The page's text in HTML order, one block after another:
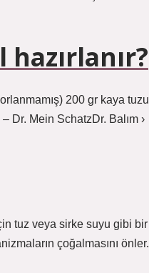
200 gr kaya tuzu
Dr. Mein SchatzDr. Balım ›
tuz veya sirke suyu gibi bir
çoğalmasını önler.